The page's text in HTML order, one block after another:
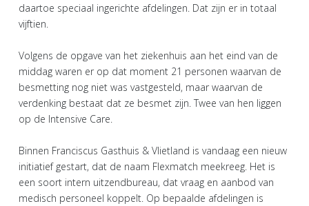
daartoe speciaal ingerichte afdelingen. Dat zijn er in totaal
vijftien.
Volgens de opgave van het ziekenhuis aan het eind van de
middag waren er op dat moment 21 personen waarvan de
besmetting nog niet was vastgesteld, maar waarvan de
verdenking bestaat dat ze besmet zijn. Twee van hen liggen
op de Intensive Care.
Binnen Franciscus Gasthuis & Vlietland is vandaag een nieuw
initiatief gestart, dat de naam Flexmatch meekreeg. Het is
een soort intern uitzendbureau, dat vraag en aanbod van
medisch personeel koppelt. Op bepaalde afdelingen is